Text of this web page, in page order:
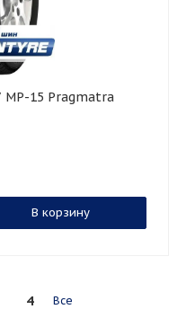
В корзину
4 Все